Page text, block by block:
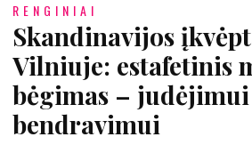
RENGINIAI
Skandinavijos
Vilniuje: estafetinis
bėgimas –
bendravimui